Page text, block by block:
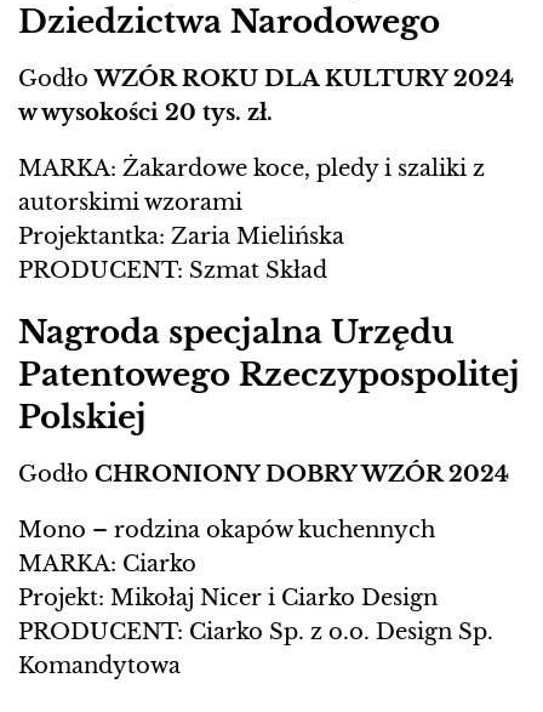
Dziedzictwa Narodowego
GodłoWZÓR ROKU DLA KULTURY 2024
w wysokości 20 tys. zł.
MARKA: Żakardowe koce, pledy i szaliki z
autorskimi wzorami
Projektantka: Zaria Mielińska
PRODUCENT: Szmat Skład
Nagroda specjalna Urzędu
Patentowego Rzeczypospolitej
Polskiej
Godło CHRONIONY DOBRY WZÓR 2024
Mono – rodzina okapów kuchennych
MARKA: Ciarko
Projekt: Mikołaj Nicer i Ciarko Design
PRODUCENT: Ciarko Sp. z o.o. Design Sp.
Komandytowa